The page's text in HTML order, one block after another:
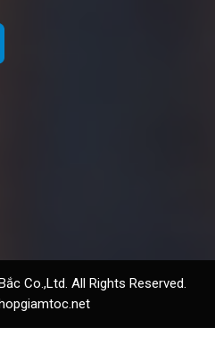
Co.,Ltd. All Rights Reserved.